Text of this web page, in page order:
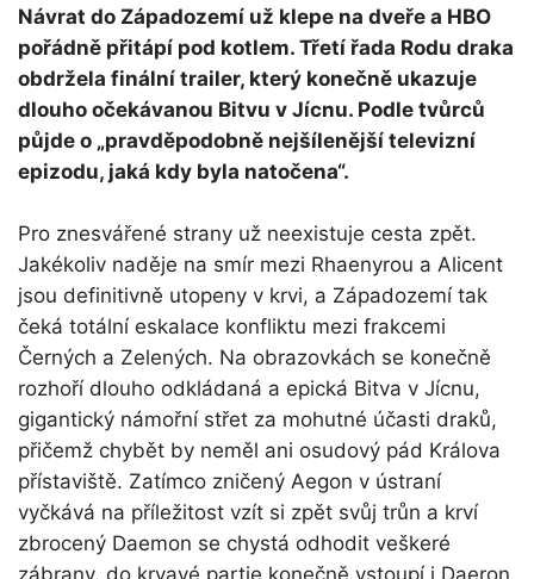
Návrat do Západozemí už klepe na dveře a HBO
pořádně přitápí pod kotlem. Třetí řada Rodu draka
obdržela finální trailer, který konečně ukazuje
dlouho očekávanou Bitvu v Jícnu. Podle tvůrců
půjde o „pravděpodobně nejšílenější televizní
epizodu, jaká kdy byla natočena“.
Pro znesvářené strany už neexistuje cesta zpět.
Jakékoliv naděje na smír mezi Rhaenyrou a Alicent
jsou definitivně utopeny v krvi, a Západozemí tak
čeká totální eskalace konfliktu mezi frakcemi
Černých a Zelených. Na obrazovkách se konečně
rozhoří dlouho odkládaná a epická Bitva v Jícnu,
gigantický námořní střet za mohutné účasti draků,
přičemž chybět by neměl ani osudový pád Králova
přístaviště. Zatímco zničený Aegon v ústraní
vyčkává na příležitost vzít si zpět svůj trůn a krví
zbrocený Daemon se chystá odhodit veškeré
zábrany, do krvavé partie konečně vstoupí i Daeron